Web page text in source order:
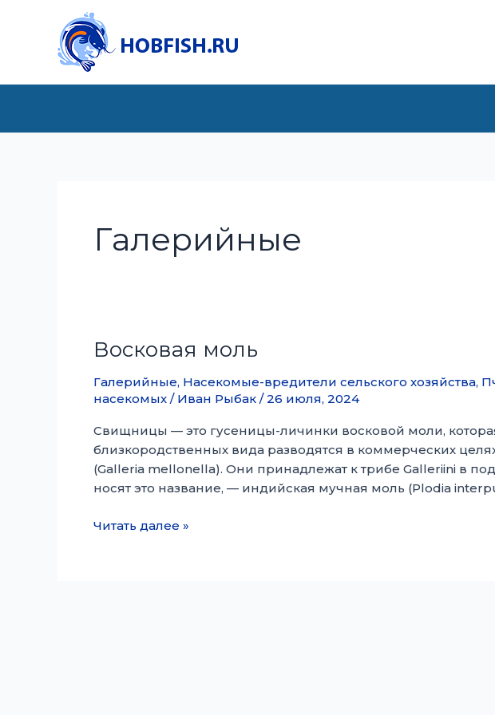
содержимому
Галерийные
Восковая моль
Галерийные, Насекомые-вредители сельского хозяйства,
насекомых / Иван Рыбак /26 июля, 2024
Свищницы — это гусеницы-личинки восковой моли,
близкородственных вида разводятся в коммерческих
(Galleria mellonella). Они принадлежат к трибе Galleriini в
носят это название, — индийская мучная моль (Plodia
Восковая
Читать далее »